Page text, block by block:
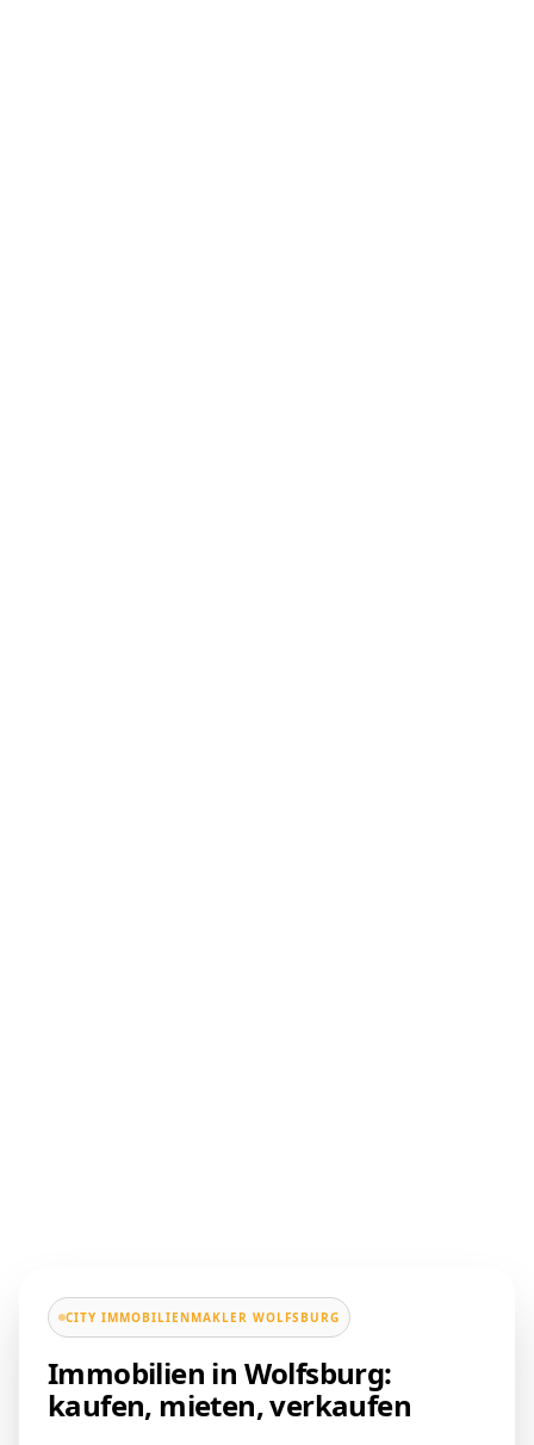
CITY IMMOBILIENMAKLER WOLFSBURG
Immobilien in Wolfsburg:
kaufen, mieten, verkaufen